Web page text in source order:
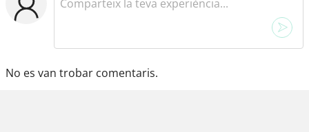
No es van trobar comentaris.